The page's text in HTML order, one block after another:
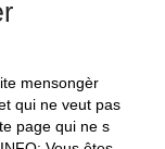
mensongèr
qui ne veut pas
page qui ne s